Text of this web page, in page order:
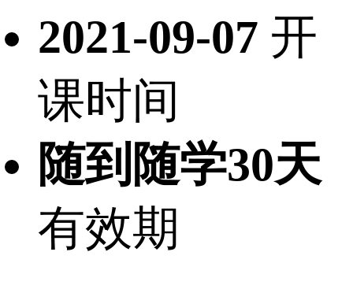
2021-09-07 开
课时间
随到随学30天
有效期